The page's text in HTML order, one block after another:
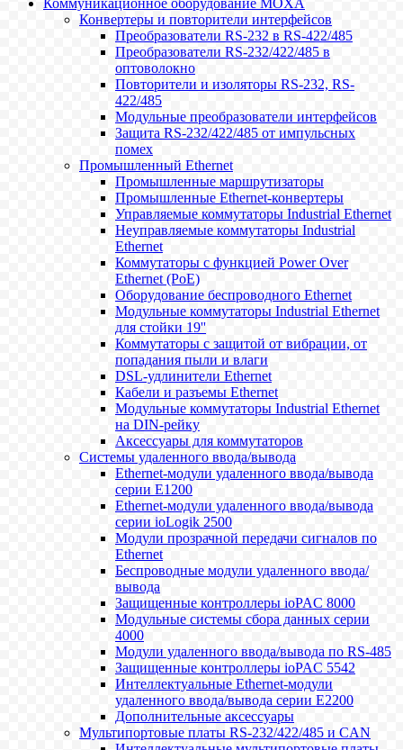
Коммуникационное оборудование MOXA
Конвертеры и повторители интерфейсов
Преобразователи RS-232 в RS-422/485
Преобразователи RS-232/422/485 в
оптоволокно
Повторители и изоляторы RS-232, RS-
422/485
Модульные преобразователи интерфейсов
Защита RS-232/422/485 от импульсных
помех
Промышленный Ethernet
Промышленные маршрутизаторы
Промышленные Ethernet-конвертеры
Управляемые коммутаторы Industrial Ethernet
Неуправляемые коммутаторы Industrial
Ethernet
Коммутаторы с функцией Power Over
Ethernet (PoE)
Оборудование беспроводного Ethernet
Модульные коммутаторы Industrial Ethernet
для стойки 19''
Коммутаторы с защитой от вибрации, от
попадания пыли и влаги
DSL-удлинители Ethernet
Кабели и разъемы Ethernet
Модульные коммутаторы Industrial Ethernet
на DIN-рейку
Аксессуары для коммутаторов
Системы удаленного ввода/вывода
Ethernet-модули удаленного ввода/вывода
серии E1200
Ethernet-модули удаленного ввода/вывода
серии ioLogik 2500
Модули прозрачной передачи сигналов по
Ethernet
Беспроводные модули удаленного ввода/
вывода
Защищенные контроллеры ioPAC 8000
Модульные системы сбора данных серии
4000
Модули удаленного ввода/вывода по RS-485
Защищенные контроллеры ioPAC 5542
Интеллектуальные Ethernet-модули
удаленного ввода/вывода серии E2200
Дополнительные аксессуары
Мультипортовые платы RS-232/422/485 и CAN